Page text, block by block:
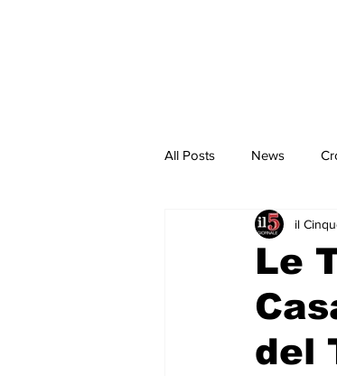
All Posts News
Rubriche & Curiosità
Le
del
il